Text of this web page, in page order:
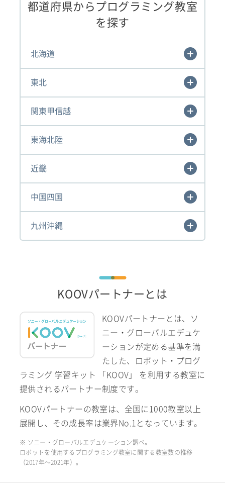
都道府県からプログラミング教室
を探す
北海道
東北
関東甲信越
東海北陸
近畿
中国四国
九州沖縄
KOOVパートナーとは
KOOVパートナーとは、ソ
ニー・グローバルエデュケ
ーションが定める基準を満
たした、ロボット・プログ
ラミング 学習キット 「KOOV」 を利用する教室に
提供されるパートナー制度です。
KOOVパートナーの教室は、全国に1000教室以上
展開し、その成長率は業界No.1となっています。
※ ソニー・グローバルエデュケーション調べ。
ロボットを使用するプログラミング教室に関する教室数の推移
（2017年〜2021年）。